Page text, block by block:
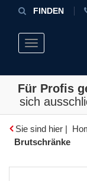
FINDEN
Toggle navigation
Für Profis
sich
Sie sind hier |
Brutschränke